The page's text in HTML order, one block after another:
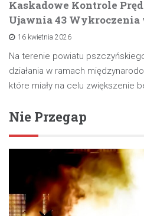
Kaskadowe Kontrole
Ujawnia 43 Wykroczenia
16 kwietnia 2026
Na terenie powiatu
działania w ramach
które miały na celu zwiększenie
Nie Przegap